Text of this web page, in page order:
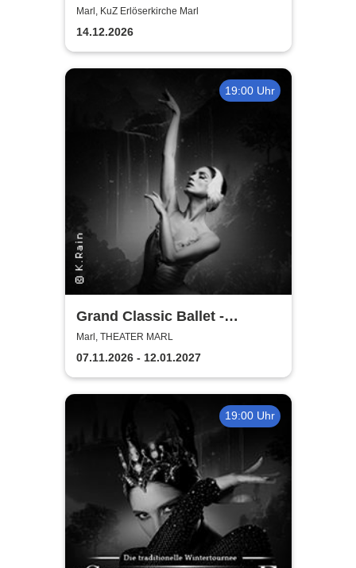
Gregorianik zur
Weihnachtszeit
Marl, KuZ Erlöserkirche Marl
14.12.2026
19:00 Uhr
Grand Classic Ballet -
Schwanensee - Jenseits der
Bühne mit live Streichquartett
Marl, THEATER MARL
07.11.2026 - 12.01.2027
19:00 Uhr